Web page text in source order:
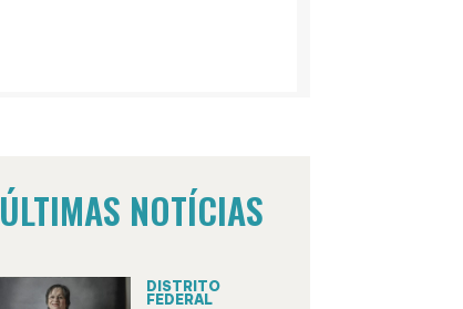
ÚLTIMAS NOTÍCIAS
DISTRITO
FEDERAL